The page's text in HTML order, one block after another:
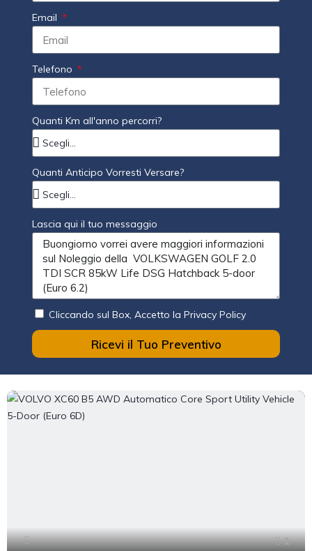
Email
Telefono
Quanti Km all'anno percorri?
Quanti Anticipo Vorresti Versare?
Lascia qui il tuo messaggio
Cliccando sul Box, Accetto la Privacy Policy
Ricevi il Tuo Preventivo
1